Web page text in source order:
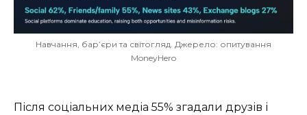
Навчання, бар’єри та світогляд. Джерело: опитування
MoneyHero
Після соціальних медіа 55% згадали друзів і